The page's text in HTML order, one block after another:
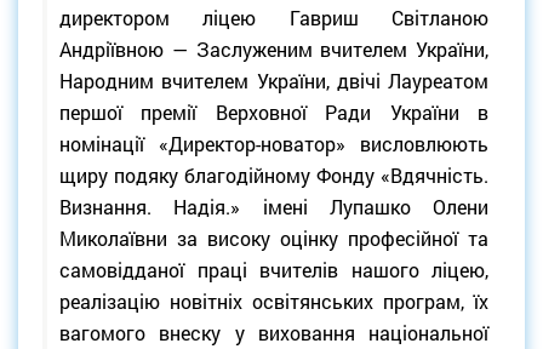
директором ліцею Гавриш Світланою
Андріївною — Заслуженим вчителем України,
Народним вчителем України, двічі Лауреатом
першої премії Верховної Ради України в
номінації «Директор-новатор» висловлюють
щиру подяку благодійному Фонду «Вдячність.
Визнання. Надія.» імені Лупашко Олени
Миколаївни за високу оцінку професійної та
самовідданої праці вчителів нашого ліцею,
реалізацію новітніх освітянських програм, їх
вагомого внеску у виховання національної